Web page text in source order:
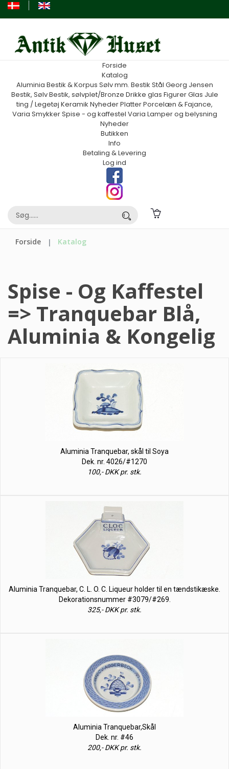
Forside
Katalog
Aluminia Bestik & Korpus Sølv mm. Bestik Stål Georg Jensen
Bestik, SølvBestik, sølvplet/Bronze Drikke glas FigurerGlas Jule
ting / Legetøj Keramik NyhederPlatterPorcelæn & Fajance,
Varia SmykkerSpise - og kaffestel Varia Lamper og belysning
Nyheder
Butikken
Info
Betaling & Levering
Log ind
Forside Katalog
Spise - Og Kaffestel
=> Tranquebar Blå,
Aluminia & Kongelig
Aluminia Tranquebar, skål til Soya
Dek. nr. 4026/#1270
100,- DKK pr. stk.
Aluminia Tranquebar, C. L. O. C. Liqueur holder til en tændstikæske.
Dekorationsnummer #3079/#269.
325,- DKK pr. stk.
Aluminia Tranquebar,Skål
Dek. nr. #46
200,- DKK pr. stk.